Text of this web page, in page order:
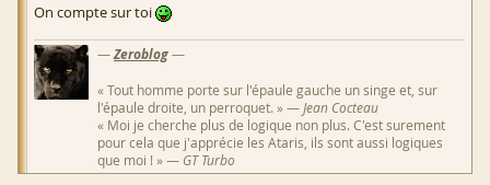
On compte sur toi
—Zeroblog—
« Tout homme porte sur l'épaule gauche un singe et, sur
l'épaule droite, un perroquet. » — Jean Cocteau
« Moi je cherche plus de logique non plus. C'est surement
pour cela que j'apprécie les Ataris, ils sont aussi logiques
que moi ! » — GT Turbo